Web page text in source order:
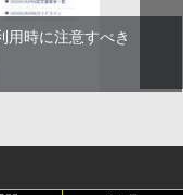
用時に注意すべき